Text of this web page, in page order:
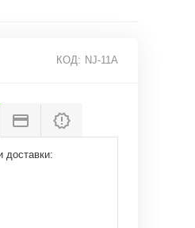
КОД: NJ-11A
доставки: